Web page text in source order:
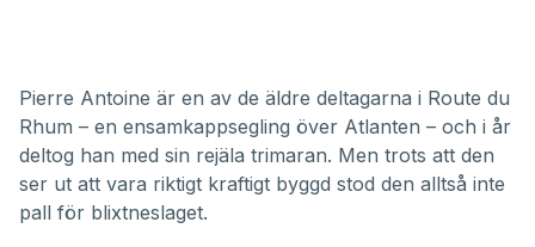
Pierre Antoine är en av de äldre deltagarna i Route du
Rhum – en ensamkappsegling över Atlanten – och i år
deltog han med sin rejäla trimaran. Men trots att den
ser ut att vara riktigt kraftigt byggd stod den alltså inte
pall för blixtneslaget.